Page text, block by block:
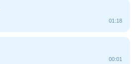
01:18
00:01